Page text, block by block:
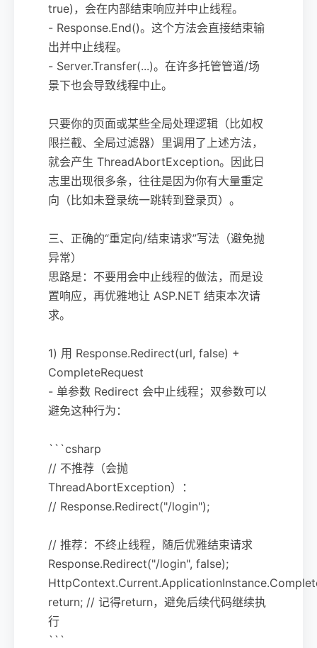
true)，会在内部结束响应并中止线程。
- Response.End()。这个方法会直接结束输
出并中止线程。
- Server.Transfer(...)。在许多托管管道/场
景下也会导致线程中止。
只要你的页面或某些全局处理逻辑（比如权
限拦截、全局过滤器）里调用了上述方法，
就会产生 ThreadAbortException。因此日
志里出现很多条，往往是因为你有大量重定
向（比如未登录统一跳转到登录页）。
三、正确的“重定向/结束请求”写法（避免抛
异常）
思路是：不要用会中止线程的做法，而是设
置响应，再优雅地让 ASP.NET 结束本次请
求。
1) 用 Response.Redirect(url, false) +
CompleteRequest
- 单参数 Redirect 会中止线程；双参数可以
避免这种行为：
```csharp
// 不推荐（会抛
ThreadAbortException）：
// Response.Redirect("/login");
// 推荐：不终止线程，随后优雅结束请求
Response.Redirect("/login", false);
return; // 记得return，避免后续代码继续执
行
```